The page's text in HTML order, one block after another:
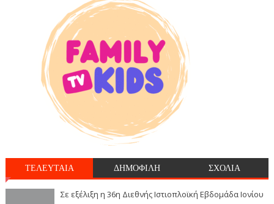
ΤΕΛΕΥΤΑΙΑ ΔΗΜΟΦΙΛΗ ΣΧΟΛΙΑ
Σε εξέλιξη η 36η Διεθνής Ιστιοπλοϊκή Εβδομάδα Ιονίου